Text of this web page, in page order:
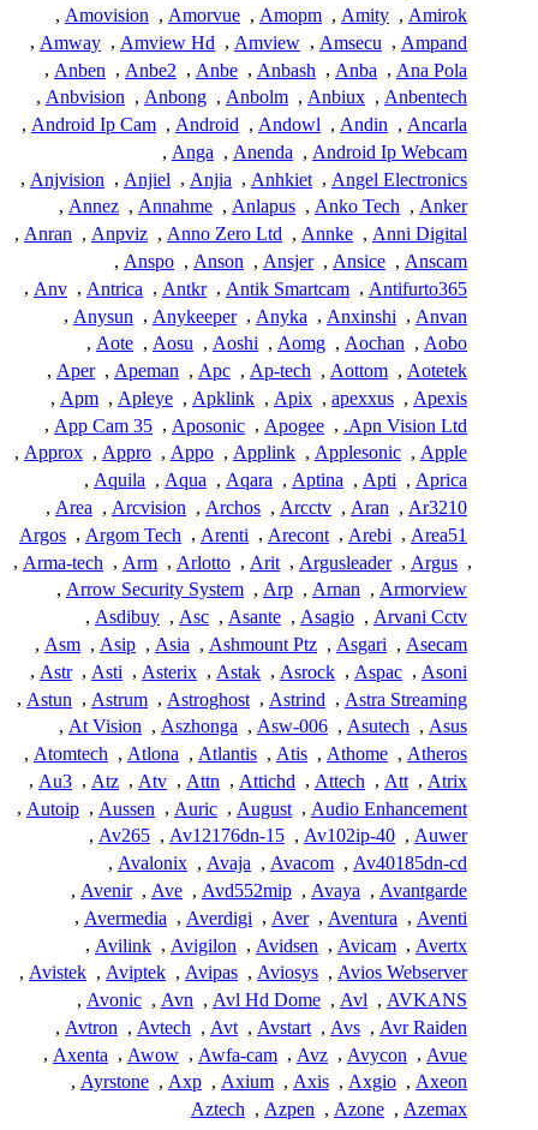
Amirok
,
Amity
,
Amopm
,
Amorvue
,
Amovision
,
Ampand
,
Amsecu
,
Amview
,
Amview Hd
,
Amway
,
Ana Pola
,
Anba
,
Anbash
,
Anbe
,
Anbe2
,
Anben
,
Anbentech
,
Anbiux
,
Anbolm
,
Anbong
,
Anbvision
,
Ancarla
,
Andin
,
Andowl
,
Android
,
Android Ip Cam
,
Android Ip Webcam
,
Anenda
,
Anga
,
Angel Electronics
,
Anhkiet
,
Anjia
,
Anjiel
,
Anjvision
,
Anker
,
Anko Tech
,
Anlapus
,
Annahme
,
Annez
,
Anni Digital
,
Annke
,
Anno Zero Ltd
,
Anpviz
,
Anran
,
Anscam
,
Ansice
,
Ansjer
,
Anson
,
Anspo
,
Antifurto365
,
Antik Smartcam
,
Antkr
,
Antrica
,
Anv
,
Anvan
,
Anxinshi
,
Anyka
,
Anykeeper
,
Anysun
,
Aobo
,
Aochan
,
Aomg
,
Aoshi
,
Aosu
,
Aote
,
Aotetek
,
Aottom
,
Ap-tech
,
Apc
,
Apeman
,
Aper
,
Apexis
,
apexxus
,
Apix
,
Apklink
,
Apleye
,
Apm
,
Apn Vision Ltd.
,
Apogee
,
Aposonic
,
App Cam 35
,
Apple
,
Applesonic
,
Applink
,
Appo
,
Appro
,
Approx
,
Aprica
,
Apti
,
Aptina
,
Aqara
,
Aqua
,
Aquila
,
Ar3210
,
Aran
,
Arcctv
,
Archos
,
Arcvision
,
Area
,
Area51
,
Arebi
,
Arecont
,
Arenti
,
Argom Tech
,
Argos
,
Argus
,
Argusleader
,
Arit
,
Arlotto
,
Arm
,
Arma-tech
,
Armorview
,
Arnan
,
Arp
,
Arrow Security System
,
Arvani Cctv
,
Asagio
,
Asante
,
Asc
,
Asdibuy
,
Asecam
,
Asgari
,
Ashmount Ptz
,
Asia
,
Asip
,
Asm
,
Asoni
,
Aspac
,
Asrock
,
Astak
,
Asterix
,
Asti
,
Astr
,
Astra Streaming
,
Astrind
,
Astroghost
,
Astrum
,
Astun
,
Asus
,
Asutech
,
Asw-006
,
Aszhonga
,
At Vision
,
Atheros
,
Athome
,
Atis
,
Atlantis
,
Atlona
,
Atomtech
,
Atrix
,
Att
,
Attech
,
Attichd
,
Attn
,
Atv
,
Atz
,
Au3
,
Audio Enhancement
,
August
,
Auric
,
Aussen
,
Autoip
,
Auwer
,
Av102ip-40
,
Av12176dn-15
,
Av265
,
Av40185dn-cd
,
Avacom
,
Avaja
,
Avalonix
,
Avantgarde
,
Avaya
,
Avd552mip
,
Ave
,
Avenir
,
Aventi
,
Aventura
,
Aver
,
Averdigi
,
Avermedia
,
Avertx
,
Avicam
,
Avidsen
,
Avigilon
,
Avilink
,
Avios Webserver
,
Aviosys
,
Avipas
,
Aviptek
,
Avistek
,
AVKANS
,
Avl
,
Avl Hd Dome
,
Avn
,
Avonic
,
Avr Raiden
,
Avs
,
Avstart
,
Avt
,
Avtech
,
Avtron
,
Avue
,
Avycon
,
Avz
,
Awfa-cam
,
Awow
,
Axenta
,
Axeon
,
Axgio
,
Axis
,
Axium
,
Axp
,
Ayrstone
,
Azemax
,
Azone
,
Azpen
,
Aztech